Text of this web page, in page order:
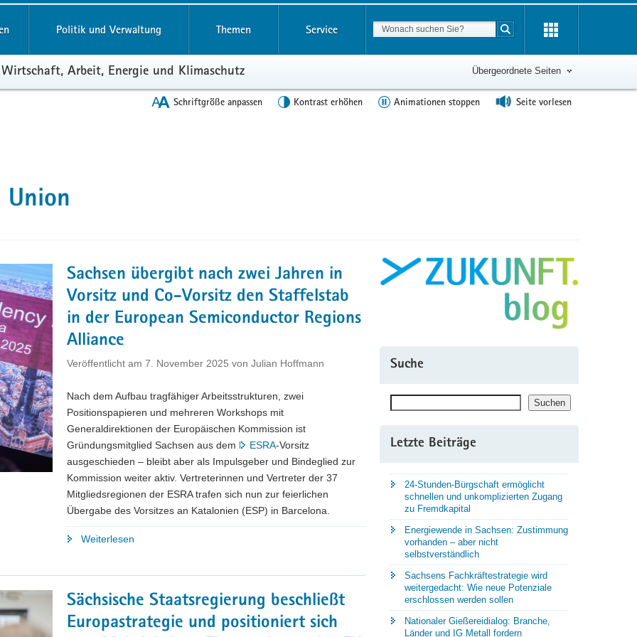
Politik und Verwaltung Themen Service Suchbegriff
Suche starten
Arbeit, Energie und Klimaschutz Übergeordnete Seiten
Schriftgröße anpassen Kontrast erhöhen Animationen stoppen Seite vorlesen
Union
Sachsen übergibt nach zwei Jahren in
Vorsitz und Co-Vorsitz den Staffelstab
in der European Semiconductor Regions
Alliance
Veröffentlicht am 7. November 2025 von Julian Hoffmann
Nach dem Aufbau tragfähiger Arbeitsstrukturen, zwei
Positionspapieren und mehreren Workshops mit
Generaldirektionen der Europäischen Kommission ist
Gründungsmitglied Sachsen aus dem
ESRA-Vorsitz
ausgeschieden – bleibt aber als Impulsgeber und Bindeglied zur
Kommission weiter aktiv. Vertreterinnen und Vertreter der 37
Mitgliedsregionen der ESRA trafen sich nun zur feierlichen
Übergabe des Vorsitzes an Katalonien (ESP) in Barcelona.
Weiterlesen
Jahren
in
Sächsische Staatsregierung beschließt
Europastrategie und positioniert sich
Suche
Suchen Suchen
Letzte Beiträge
24-Stunden-Bürgschaft ermöglicht
schnellen und unkomplizierten Zugang
zu Fremdkapital
Energiewende in Sachsen: Zustimmung
vorhanden – aber nicht
selbstverständlich
Sachsens Fachkräftestrategie wird
weitergedacht: Wie neue Potenziale
erschlossen werden sollen
Nationaler Gießereidialog: Branche,
Länder und IG Metall fordern